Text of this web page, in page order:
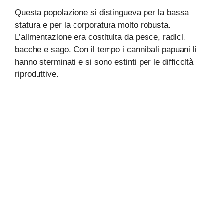
Questa popolazione si distingueva per la bassa
statura e per la corporatura molto robusta.
L’alimentazione era costituita da pesce, radici,
bacche e sago. Con il tempo i cannibali papuani li
hanno sterminati e si sono estinti per le difficoltà
riproduttive.